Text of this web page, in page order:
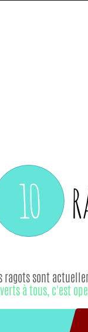
10
ragots sont
à tous, c'est